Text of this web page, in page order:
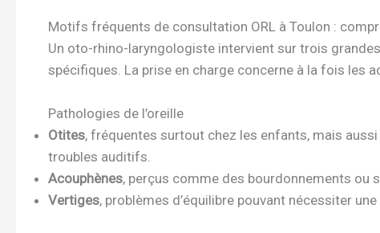
Motifs fréquents de consultation ORL à Toulon :
Un oto-rhino-laryngologiste intervient sur trois
spécifiques. La prise en charge concerne à la fois les
Pathologies de l’oreille
Otites, fréquentes surtout chez les enfants, mais
troubles auditifs.
Acouphènes, perçus comme des bourdonnements ou
Vertiges, problèmes d’équilibre pouvant nécessiter